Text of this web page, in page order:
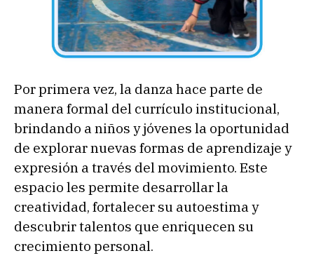
Por primera vez, la danza hace parte de
manera formal del currículo institucional,
brindando a niños y jóvenes la oportunidad
de explorar nuevas formas de aprendizaje y
expresión a través del movimiento. Este
espacio les permite desarrollar la
creatividad, fortalecer su autoestima y
descubrir talentos que enriquecen su
crecimiento personal.